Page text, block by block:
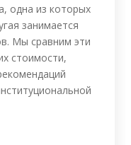
одна из которых
занимается
Мы сравним эти
стоимости,